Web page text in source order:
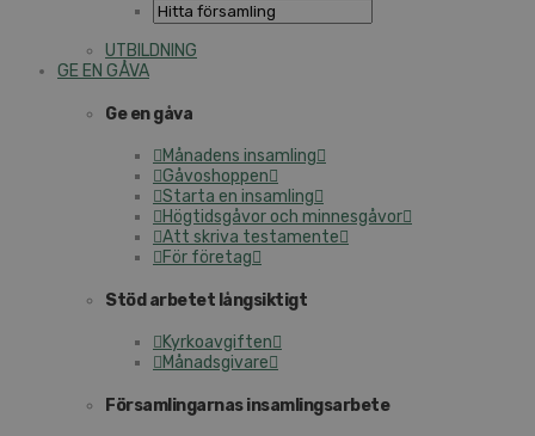
UTBILDNING
GE EN GÅVA
Ge en gåva
Månadens insamling
Gåvoshoppen
Starta en insamling
Högtidsgåvor och minnesgåvor
Att skriva testamente
För företag
Stöd arbetet långsiktigt
Kyrkoavgiften
Månadsgivare
Församlingarnas insamlingsarbete